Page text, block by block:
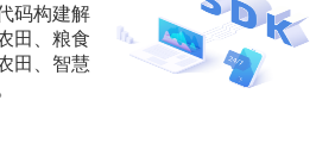
码构建解
田、粮食
田、智慧